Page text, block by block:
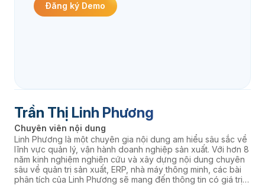
Đăng ký Demo
Trần Thị Linh Phương
Chuyên viên nội dung
Linh Phương là một chuyên gia nội dung am hiểu sâu sắc về
lĩnh vực quản lý, vận hành doanh nghiệp sản xuất. Với hơn 8
năm kinh nghiệm nghiên cứu và xây dựng nội dung chuyên
sâu về quản trị sản xuất, ERP, nhà máy thông minh, các bài
phân tích của Linh Phương sẽ mang đến thông tin có giá trị